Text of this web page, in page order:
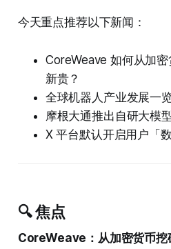
今天重点推荐以下新闻：
CoreWeave 如何从加
新贵？
全球机器人产业发展一
摩根大通推出自研大模
X 平台默认开启用户「
🔍 焦点
CoreWeave：从加密货币挖